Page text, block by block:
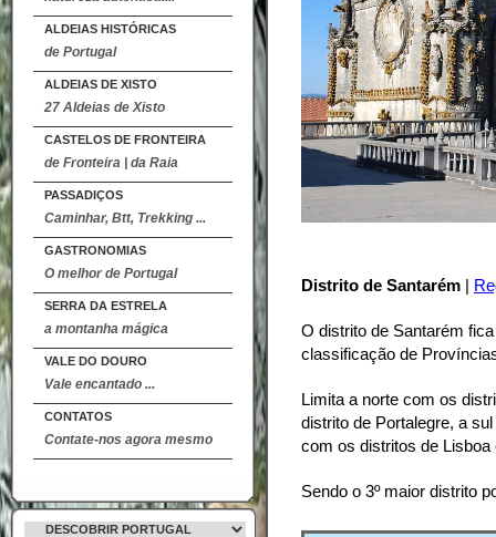
ALDEIAS HISTÓRICAS
de Portugal
ALDEIAS DE XISTO
27 Aldeias de Xisto
CASTELOS DE FRONTEIRA
de Fronteira | da Raia
PASSADIÇOS
Caminhar, Btt, Trekking ...
GASTRONOMIAS
O melhor de Portugal
SERRA DA ESTRELA
a montanha mágica
VALE DO DOURO
Vale encantado ...
CONTATOS
Contate-nos agora mesmo
Distrito de Santarém |
O distrito de Santarém
classificação de
Limita a norte com os
distrito de Portalegre, a
com os distritos de Lisboa
Sendo o 3º maior distrito